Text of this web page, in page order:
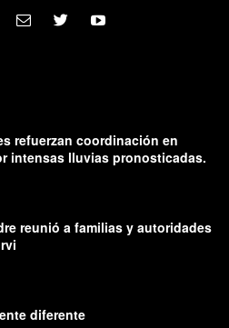
refuerzan coordinación en
intensas lluvias pronosticadas.
reunió a familias y autoridades
diferente